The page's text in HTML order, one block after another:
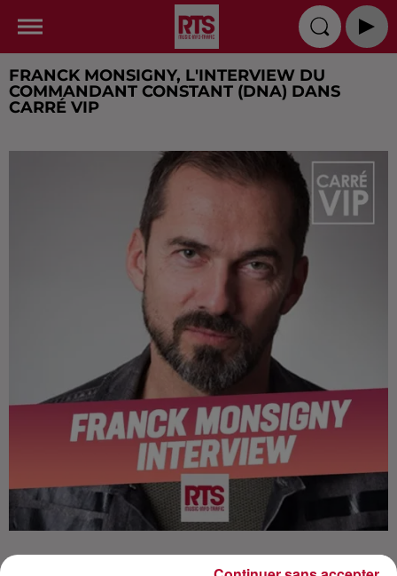
FRANCK MONSIGNY, L'INTERVIEW DU
COMMANDANT CONSTANT (DNA) DANS
CARRÉ VIP